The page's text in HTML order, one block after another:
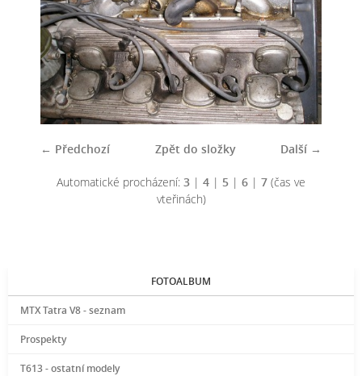
← Předchozí Další →
Zpět do složky
Automatické procházení: 3 | 4 | 5 | 6 | 7 (čas ve
vteřinách)
FOTOALBUM
MTX Tatra V8 - seznam
Prospekty
T613 - ostatní modely